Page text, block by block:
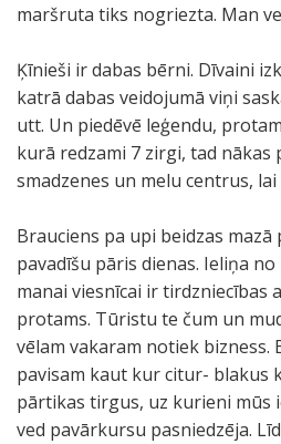
maršruta tiks nogriezta. Man
Ķīnieši ir dabas bērni. Dīvaini
katrā dabas veidojumā viņi
utt. Un piedēvē leģendu,
kurā redzami 7 zirgi, tad nākas
smadzenes un melu centrus,
Brauciens pa upi beidzas
pavadīšu pāris dienas. Ieliņa
manai viesnīcai ir tirdzniecības
protams. Tūristu te čum un
vēlam vakaram notiek bizness.
pavisam kaut kur citur- blakus
pārtikas tirgus, uz kurieni mūs
ved pavārkursu pasniedzēja.